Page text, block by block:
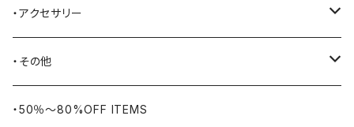
BELSTAFF
BIG BILL
WORKERS BIGDAY
ツールバッグ
・アクセサリー
バングル・ブレスレット
リング
・その他
ヴィンテージ
・50％〜80%OFF ITEMS